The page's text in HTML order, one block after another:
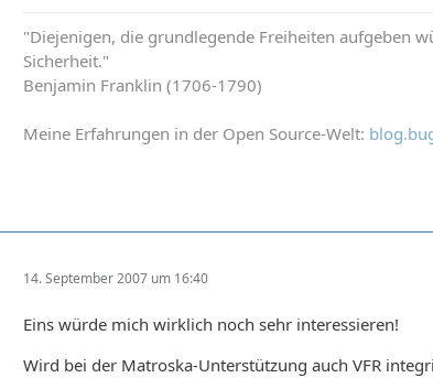
"Diejenigen, die grundlegende Freiheiten aufgeben
Sicherheit."
Benjamin Franklin (1706-1790)
Meine Erfahrungen in der Open Source-Welt:
14. September 2007 um 16:40
Eins würde mich wirklich noch sehr interessieren!
Wird bei der Matroska-Unterstützung auch VFR